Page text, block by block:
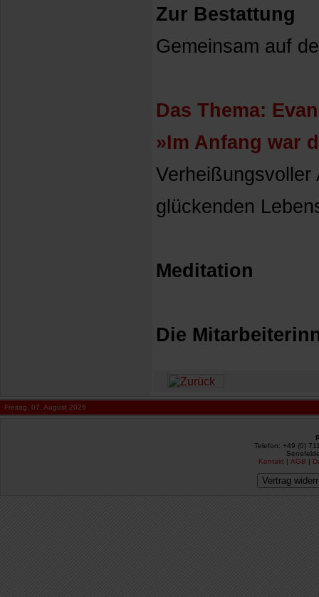
Zur Bestattung
Gemeinsam auf
Das Thema:
»Im Anfang war
Verheißungsvoller
glückenden
Meditation
Die
Freitag, 07. August 2026
Telefon: +49 (0)
Kontakt | AGB |
Vertrag